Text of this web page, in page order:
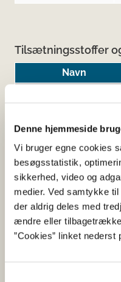
Denne hjemmeside
Vi bruger egne cookies
besøgsstatistik,
sikkerhed, video og
medier. Ved samtykke
der aldrig deles med
ændre eller
”Cookies” linket nederst
Tilsætningsstoffer
Navn
Kartoffelstivelse
siliciumdioxid
stearinsyre
Her kan du